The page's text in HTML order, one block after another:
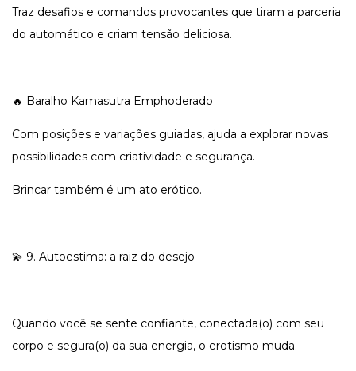
Traz desafios e comandos provocantes que tiram a parceria
do automático e criam tensão deliciosa.
🔥 Baralho Kamasutra Emphoderado
Com posições e variações guiadas, ajuda a explorar novas
possibilidades com criatividade e segurança.
Brincar também é um ato erótico.
💫 9. Autoestima: a raiz do desejo
Quando você se sente confiante, conectada(o) com seu
corpo e segura(o) da sua energia, o erotismo muda.